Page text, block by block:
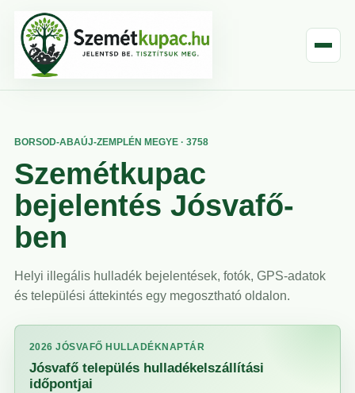
BORSOD-ABAÚJ-ZEMPLÉN MEGYE · 3758
Szemétkupac
bejelentés Jósvafő-
ben
Helyi illegális hulladék bejelentések, fotók, GPS-adatok
és települési áttekintés egy megosztható oldalon.
2026 JÓSVAFŐ HULLADÉKNAPTÁR
Jósvafő település hulladékelszállítási
időpontjai